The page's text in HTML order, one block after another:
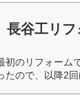
長谷工リフ
初のリフォーム
たので、以降2